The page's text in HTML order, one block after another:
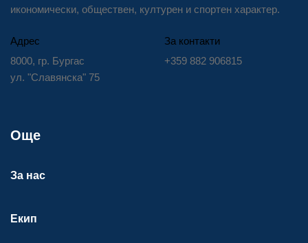
икономически, обществен, културен и спортен характер.
Адрес
8000, гр. Бургас
ул. "Славянска" 75
За контакти
+359 882 906815
Още
За нас
Екип